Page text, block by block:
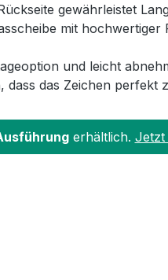
gewährleistet
mit
und leicht
das Zeichen perfekt
erhältlich. Jetzt